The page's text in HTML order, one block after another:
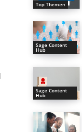
Top Themen
Sage Content
Hub
Sage Content
Hub